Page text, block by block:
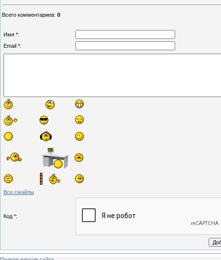
Всего комментариев: 0
Имя *:
Email *:
Все смайлы
Код *: